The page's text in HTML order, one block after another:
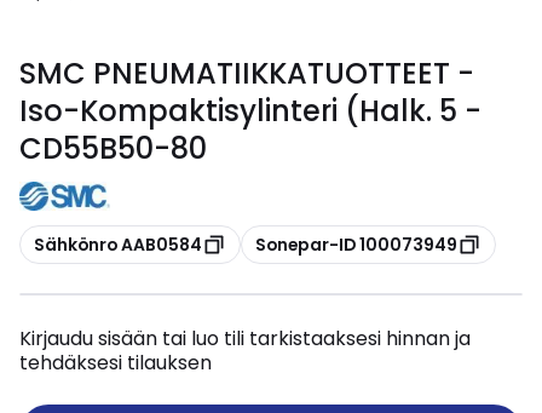
SMC PNEUMATIIKKATUOTTEET -
Iso-Kompaktisylinteri (Halk. 5 -
CD55B50-80
Kopioi
Sähkönro AAB0584 Kopioi
Sonepar-ID 100073949
Kirjaudu sisään tai luo tili tarkistaaksesi hinnan ja
tehdäksesi tilauksen